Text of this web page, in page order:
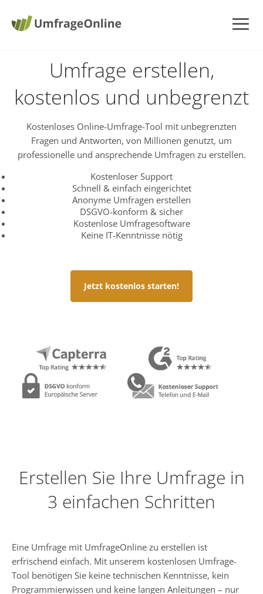
Umfrage erstellen,
kostenlos und unbegrenzt
Kostenloses Online-Umfrage-Tool mit unbegrenzten
Fragen und Antworten, von Millionen genutzt, um
professionelle und ansprechende Umfragen zu erstellen.
Kostenloser Support
Schnell & einfach eingerichtet
Anonyme Umfragen erstellen
DSGVO-konform & sicher
Kostenlose Umfragesoftware
Keine IT-Kenntnisse nötig
Jetzt kostenlos starten!
Erstellen Sie Ihre Umfrage in
3 einfachen Schritten
Eine Umfrage mit UmfrageOnline zu erstellen ist
erfrischend einfach. Mit unserem kostenlosen Umfrage-
Tool benötigen Sie keine technischen Kenntnisse, kein
Programmierwissen und keine langen Anleitungen – nur